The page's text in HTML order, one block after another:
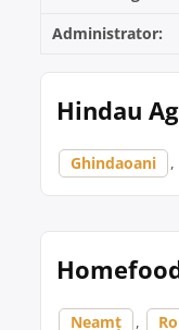
Administrator:
Hindau
Ghindaoani ,
Neamț ,